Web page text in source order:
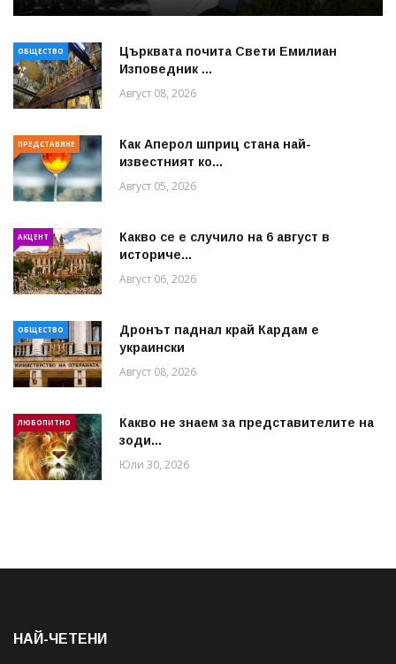
ОБЩЕСТВО
Църквата почита Свeти Емилиан
Изповедник ...
Август 08, 2026
ПРЕДСТАВЯНЕ
Как Аперол шприц стана най-
известният ко...
Август 05, 2026
АКЦЕНТ
Какво се е случило на 6 август в
историче...
Август 06, 2026
ОБЩЕСТВО
Дронът паднал край Кардам е
украински
Август 08, 2026
ЛЮБОПИТНО
Какво не знаем за представителите на
зоди...
Юли 30, 2026
НАЙ-ЧЕТЕНИ